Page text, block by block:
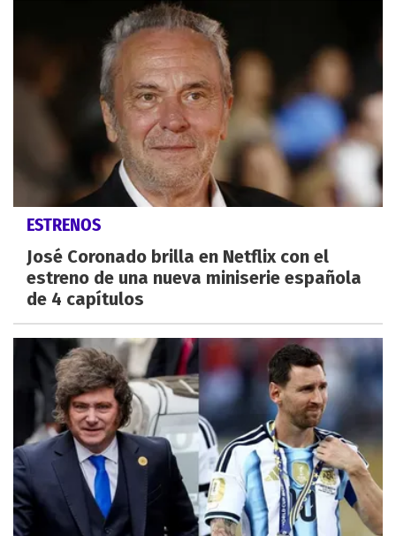
ESTRENOS
José Coronado brilla en Netflix con el
estreno de una nueva miniserie española
de 4 capítulos